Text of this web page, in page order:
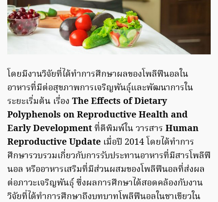
โดยมีงานวิจัยที่ได้ทำการศึกษาผลของโพลีฟีนอลใน
อาหารที่มีต่อสุขภาพการเจริญพันธุ์และพัฒนาการใน
ระยะเริ่มต้น เรื่อง The Effects of Dietary
Polyphenols on Reproductive Health and
Early Developmentที่ตีพิมพ์ใน วารสาร Human
Reproductive Update เมื่อปี 2014 โดยได้ทำการ
ศึกษารวบรวมเกี่ยวกับการรับประทานอาหารที่มีสารโพลีฟี
นอล หรืออาหารเสริมที่มีส่วนผสมของโพลีฟีนอลที่ส่งผล
ต่อภาวะเจริญพันธุ์ ซึ่งผลการศึกษาได้สอดคล้องกับงาน
วิจัยที่ได้ทำการศึกษาถึงบทบาทโพลีฟีนอลในชาเขียวใน